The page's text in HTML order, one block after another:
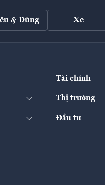
& Dùng Xe
Tài chính
Thị trường
Đầu tư